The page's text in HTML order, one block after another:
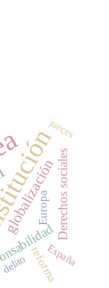
globalizaciónDerechos sociales
reforma
Europa
España
jueces
delito